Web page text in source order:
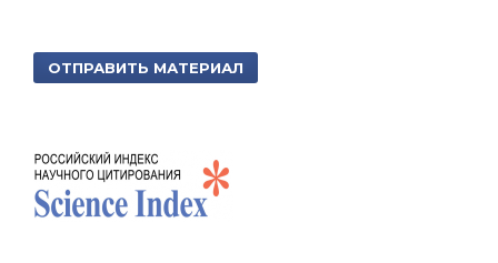
ОТПРАВИТЬ МАТЕРИАЛ